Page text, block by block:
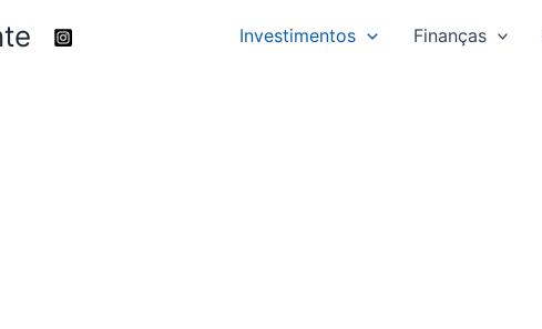
Investimentos Finanças